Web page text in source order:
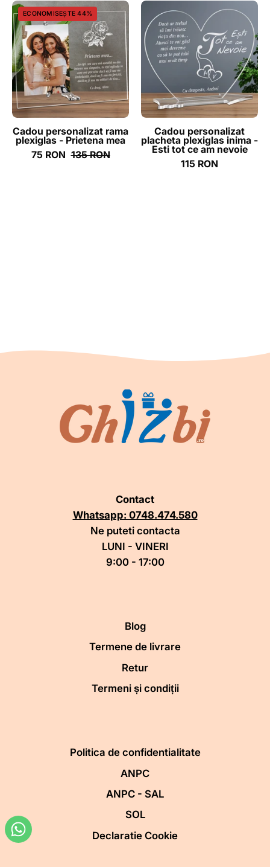
Cadou
personalizat
rama
plexiglas
-
Prietena
mea
ECONOMISEȘTE 44%
Cadou personalizat rama
plexiglas - Prietena mea
75 RON 135 RON
Cadou
personalizat
placheta
plexiglas
inima
Esti
tot
ce
am
nevoie
Cadou personalizat
placheta plexiglas inima -
Esti tot ce am nevoie
115 RON
Contact
Whatsapp: 0748.474.580
Ne puteti contacta
LUNI - VINERI
9:00 - 17:00
Blog
Termene de livrare
Retur
Termeni și condiții
Politica de confidentialitate
ANPC
ANPC - SAL
SOL
Declaratie Cookie